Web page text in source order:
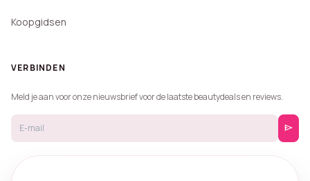
Koopgidsen
VERBINDEN
Meld je aan voor onze nieuwsbrief voor de laatste beautydeals en reviews.
send